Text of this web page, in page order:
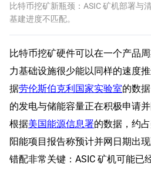
比特币挖矿新瓶颈：ASIC 矿机部署与
基建进度不匹配。
比特币挖矿硬件可以在一个产品
力基础设施很少能以同样的速度
据劳伦斯伯克利国家实验室的数
的发电与储能容量正在积极申请
根据美国能源信息署的数据，约
阳能项目报告称预计并网日期出
错配非常关键：ASIC 矿机可能已